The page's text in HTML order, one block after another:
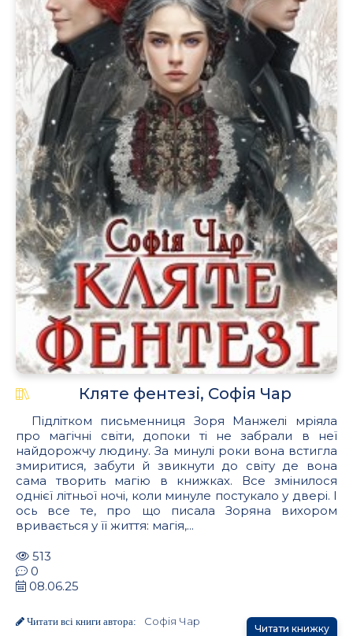
Кляте фентезі, Софія Чар
Підлітком письменниця Зоря Манжелі мріяла
про магічні світи, допоки ті не забрали в неї
найдорожчу людину. За минулі роки вона встигла
змиритися, забути й звикнути до світу де вона
сама творить магію в книжках. Все змінилося
однієї літньої ночі, коли минуле постукало у двері. І
ось все те, про що писала Зоряна вихором
вривається у її життя: магія,...
513
0
08.06.25
Читати всі книги автора: Софія Чар
Читати книжку